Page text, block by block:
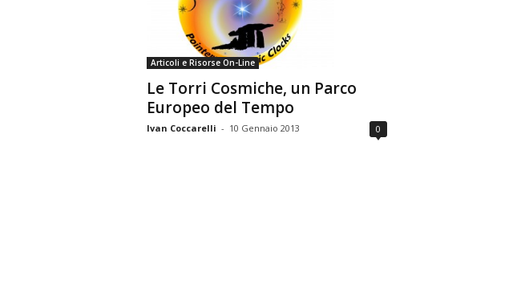
n
o
a
Articoli e Risorse On-Line
Le Torri Cosmiche, un Parco
Europeo del Tempo
Ivan Coccarelli - 10 Gennaio 2013 0